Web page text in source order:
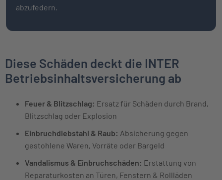
abzufedern.
Diese Schäden deckt die INTER
Betriebsinhaltsversicherung ab
Feuer & Blitzschlag: Ersatz für Schäden durch Brand,
Blitzschlag oder Explosion
Einbruchdiebstahl & Raub: Absicherung gegen
gestohlene Waren, Vorräte oder Bargeld
Vandalismus & Einbruchschäden: Erstattung von
Reparaturkosten an Türen, Fenstern & Rollläden